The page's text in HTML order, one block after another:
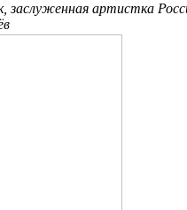
заслуженная артистка